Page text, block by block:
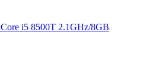
Core i5 8500T 2.1GHz/8GB